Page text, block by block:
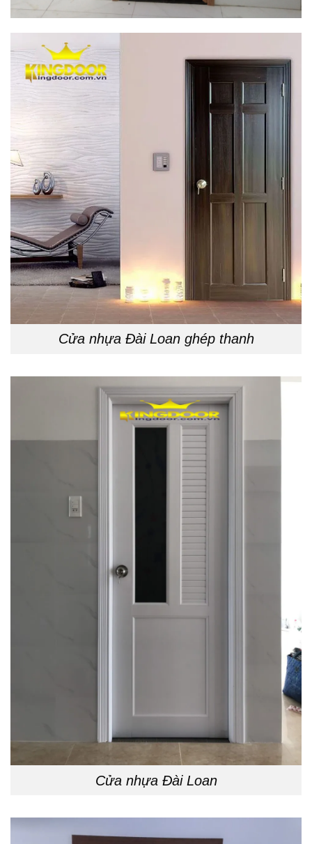
Cửa nhựa Đài Loan ghép thanh
Cửa nhựa Đài Loan